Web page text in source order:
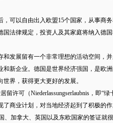
以自由出入欧盟15个国家，从事商
法律规定，投资人及其家庭将纳入德
展留有一个非常理想的活动空间，并
新企业。德国是世界经济强国，是欧
界，获得更大更好的发展。
可（Niederlassungserlaubnis，即“绿
商业计划，对当地经济起到了积极的
、加拿大、英国以及东欧国家的签证就